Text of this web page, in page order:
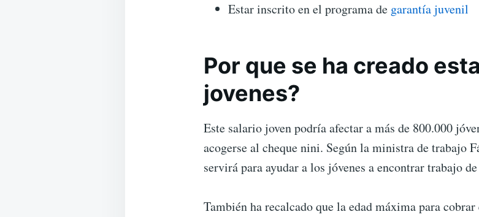
Estar inscrito en el programa de garantía juvenil
Por que se ha creado
jovenes?
Este salario joven podría afectar a más de 800.000
acogerse al cheque nini. Según la ministra de trabajo
servirá para ayudar a los jóvenes a encontrar trabajo
También ha recalcado que la edad máxima para